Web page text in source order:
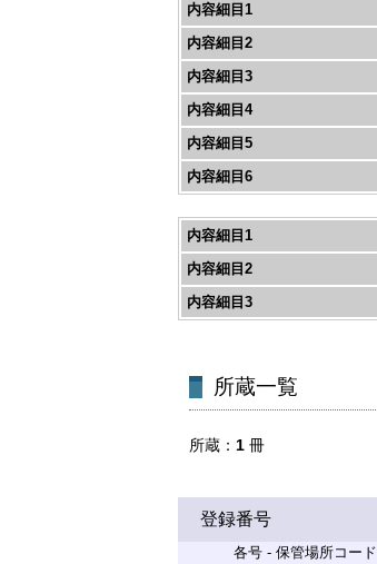
内容細目1
内容細目2
内容細目3
内容細目4
内容細目5
内容細目6
内容細目1
内容細目2
内容細目3
所蔵一覧
所蔵 1 冊
登録番号
各号 - 保管場所コード